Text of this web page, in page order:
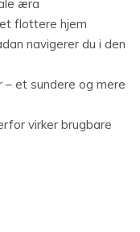
æra
flottere hjem
navigerer du i den
– et sundere og mere
virker brugbare